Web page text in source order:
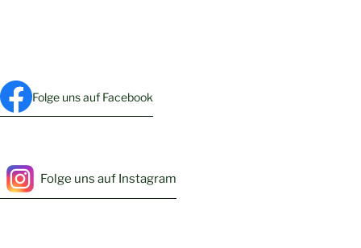
Folge uns auf Facebook
Folge uns auf Instagram